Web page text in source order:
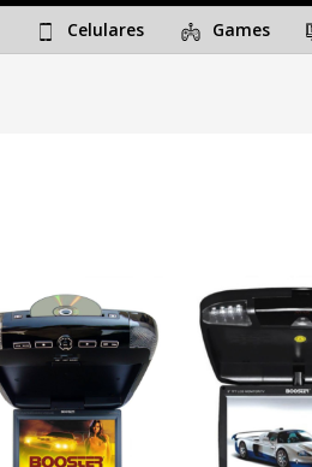
Celulares Games